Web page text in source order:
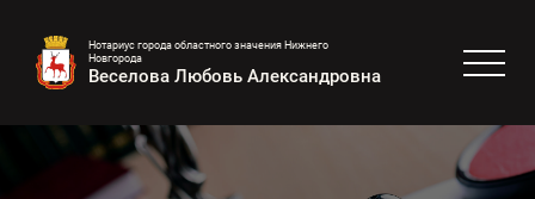
Нотариус города областного значения Нижнего
Новгорода
Веселова Любовь Александровна